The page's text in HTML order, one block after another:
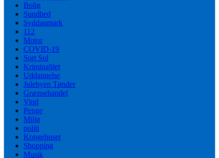
Bolig
Sundhed
Syddanmark
112
Motor
COVID-19
Sort Sol
Kriminalitet
Uddannelse
Julebyen Tønder
Grænsehandel
Vind
Penge
Miljø
politi
Kongehuset
Shopping
Musik